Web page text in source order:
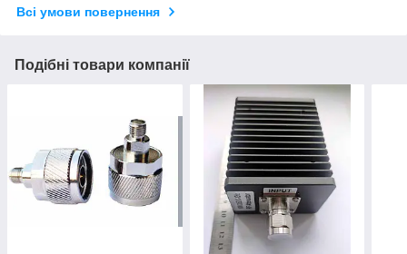
Всі умови повернення
Подібні товари компанії